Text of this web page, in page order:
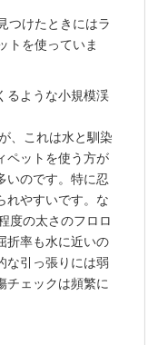
つけたときにはラ
トを使っていま
るような小規模渓
、これは水と馴染
ペットを使う方が
いのです。特に忍
れやすいです。な
度の太さのフロロ
折率も水に近いの
な引っ張りには弱
チェックは頻繁に